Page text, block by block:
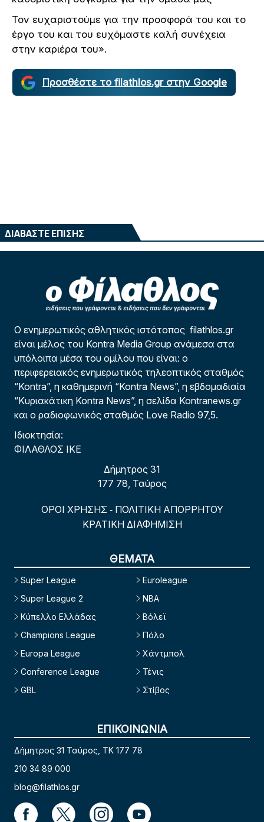
Τον ευχαριστούμε για την προσφορά του και το
έργο του και του ευχόμαστε καλή συνέχεια
στην καριέρα του».
Προσθέστε το filathlos.gr στην Google
ΔΙΑΒΑΣΤΕ ΕΠΙΣΗΣ
Ο ενημερωτικός αθλητικός ιστότοπος filathlos.gr
είναι μέλος του Kontra Media Group ανάμεσα στα
υπόλοιπα μέσα του ομίλου που είναι: ο
περιφερειακός ενημερωτικός τηλεοπτικός σταθμός
“Kontra”, η καθημερινή “Kontra News”, η εβδομαδιαία
“Κυριακάτικη Kontra News”, η σελίδα Kontranews.gr
και ο ραδιοφωνικός σταθμός Love Radio 97,5.
Ιδιοκτησία:
ΦΙΛΑΘΛΟΣ ΙΚΕ
Δήμητρος 31
177 78, Ταύρος
ΟΡΟΙ ΧΡΗΣΗΣ - ΠΟΛΙΤΙΚΗ ΑΠΟΡΡΗΤΟΥ
ΚΡΑΤΙΚΗ ΔΙΑΦΗΜΙΣΗ
ΘΕΜΑΤΑ
Super League
Super League 2
Κύπελλο Ελλάδας
Champions League
Europa League
Conference League
GBL
Euroleague
NBA
Βόλεϊ
Πόλο
Χάντμπολ
Τένις
Στίβος
ΕΠΙΚΟΙΝΩΝΙΑ
Δήμητρος 31 Ταύρος, TK 177 78
210 34 89 000
blog@filathlos.gr